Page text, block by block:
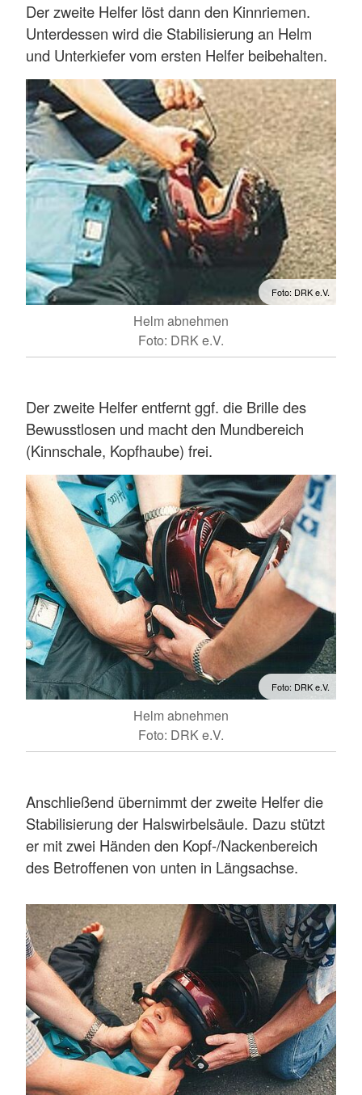
Der zweite Helfer löst dann den Kinnriemen.
Unterdessen wird die Stabilisierung an Helm
und Unterkiefer vom ersten Helfer beibehalten.
Foto: DRK e.V.
Helm abnehmen
Foto: DRK e.V.
Der zweite Helfer entfernt ggf. die Brille des
Bewusstlosen und macht den Mundbereich
(Kinnschale, Kopfhaube) frei.
Foto: DRK e.V.
Helm abnehmen
Foto: DRK e.V.
Anschließend übernimmt der zweite Helfer die
Stabilisierung der Halswirbelsäule. Dazu stützt
er mit zwei Händen den Kopf-/Nackenbereich
des Betroffenen von unten in Längsachse.